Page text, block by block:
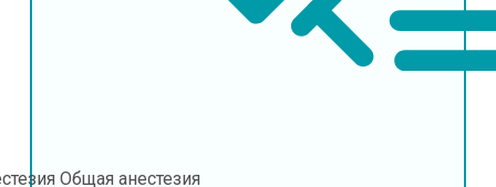
Общая анестезия